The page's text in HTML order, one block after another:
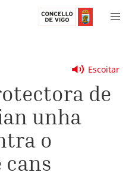
Escoitar
de
unha
o
cans